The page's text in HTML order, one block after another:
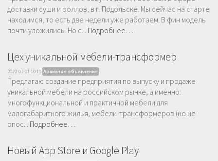
доставки суши и роллов, в г. Подольске. Мы сейчас на старте
находимся, то есть две недели уже работаем. В фин модель
почти уложились. Но с... Подробнее…
Цех уникальной мебели-трансформер
2022-07-11 10:15 Архивное объявление
Предлагаю создание предприятия по выпуску и продаже
уникальной мебели на российском рынке, а именно:
многофункциональной и практичной мебели для
малогабаритного жилья, мебели-трансформеров (но не
опос... Подробнее…
Новый App Store и Google Play